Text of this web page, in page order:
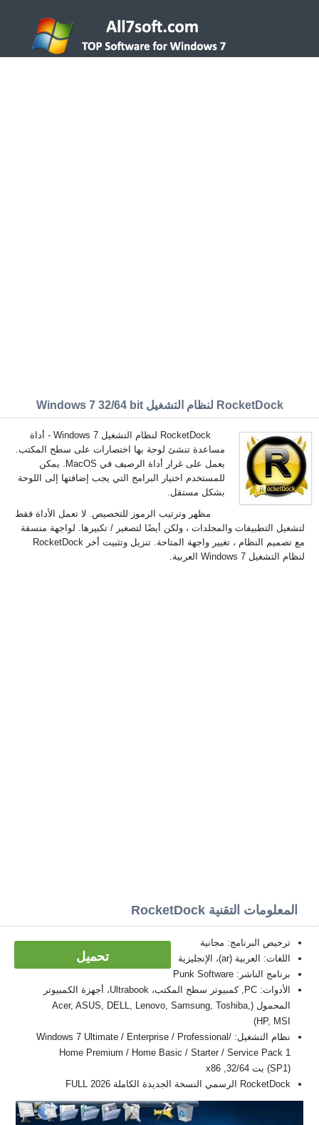
RocketDock لنظام التشغيل Windows 7 32/64 bit
RocketDock لنظام التشغيل Windows 7 - أداة
مساعدة تنشئ لوحة بها اختصارات على سطح المكتب.
يعمل على غرار أداة الرصيف في MacOS. يمكن
للمستخدم اختيار البرامج التي يجب إضافتها إلى اللوحة
بشكل مستقل.
مظهر وترتيب الرموز للتخصيص. لا تعمل الأداة فقط
لتشغيل التطبيقات والمجلدات ، ولكن أيضًا لتصغير / تكبيرها. لواجهة منسقة
مع تصميم النظام ، تغيير واجهة المتاحة. تنزيل وتثبيت أخر RocketDock
لنظام التشغيل Windows 7 العربية.
المعلومات التقنية RocketDock
تحميل
ترخيص البرنامج: مجانية
اللغات: العربية (ar)، الإنجليزية
برنامج الناشر: Punk Software
الأدوات: PC, كمبيوتر سطح المكتب، Ultrabook، أجهزة الكمبيوتر
المحمول (Acer, ASUS, DELL, Lenovo, Samsung, Toshiba,
HP, MSI)
نظام التشغيل: Windows 7 Ultimate / Enterprise / Professional/
Home Premium / Home Basic / Starter / Service Pack 1
(SP1) بت 32/64, x86
RocketDock الرسمي النسخة الجديدة الكاملة FULL 2026